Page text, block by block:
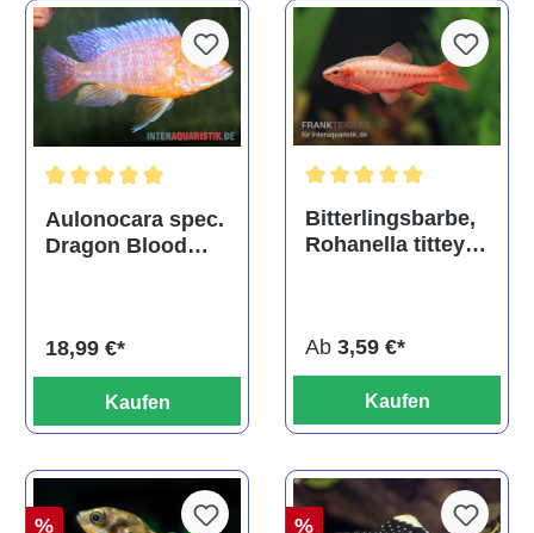
Durchschnittliche Bewertung von 5 von 5 Sternen
Aulonocara spec.
Dragon Blood
18,99 €*
Kaufen
Bitterlingsbarbe,
Rohanella titteya,
Ab 3,59 €*
Kaufen
%
%